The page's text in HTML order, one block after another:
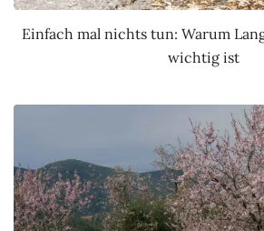
Einfach mal nichts tun: Warum
wichtig ist